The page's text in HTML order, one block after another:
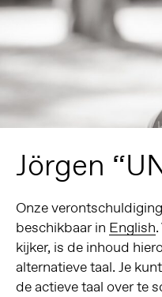
Jörgen
Onze
beschikbaar in English
kijker, is de inhoud
alternatieve taal. Je
de actieve taal over te